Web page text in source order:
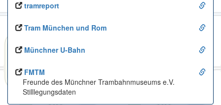
tramreport
Tram München und Rom
Münchner U-Bahn
FMTM
Freunde des Münchner Trambahnmuseums e.V.
Stilllegungsdaten